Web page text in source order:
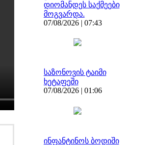
დიომანდეს საქმეები
მოგვარდა.
07/08/2026 | 07:43
საზონოვის ტაიმი
ხეტაფეში
07/08/2026 | 01:06
ინფანტინოს ბოდიში